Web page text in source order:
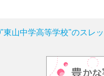
"東山中学高等学校"のスレ